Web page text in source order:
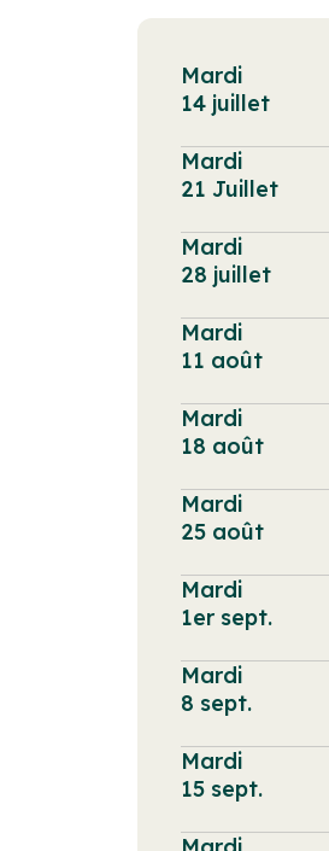
Mardi
14 juillet
Mardi
21 Juillet
Mardi
28 juillet
Mardi
11 août
Mardi
18 août
Mardi
25 août
Mardi
1er sept.
Mardi
8 sept.
Mardi
15 sept.